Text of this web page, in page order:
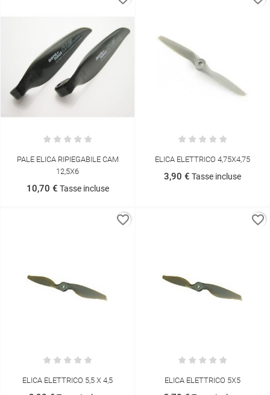
PALE ELICA RIPIEGABILE CAM
12,5X6
10,70 € Tasse incluse
ELICA ELETTRICO 4,75X4,75
3,90 € Tasse incluse
ELICA ELETTRICO 5,5 X 4,5
favorite_border
ELICA ELETTRICO 5X5
favorite_border